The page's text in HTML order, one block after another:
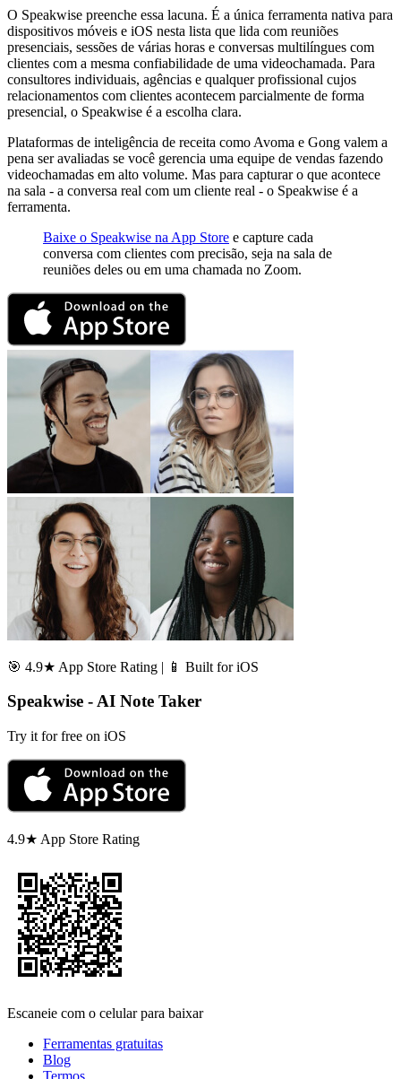
O Speakwise preenche essa lacuna. É a única ferramenta nativa para
dispositivos móveis e iOS nesta lista que lida com reuniões
presenciais, sessões de várias horas e conversas multilíngues com
clientes com a mesma confiabilidade de uma videochamada. Para
consultores individuais, agências e qualquer profissional cujos
relacionamentos com clientes acontecem parcialmente de forma
presencial, o Speakwise é a escolha clara.
Plataformas de inteligência de receita como Avoma e Gong valem a
pena ser avaliadas se você gerencia uma equipe de vendas fazendo
videochamadas em alto volume. Mas para capturar o que acontece
na sala - a conversa real com um cliente real - o Speakwise é a
ferramenta.
Baixe o Speakwise na App Store e capture cada
conversa com clientes com precisão, seja na sala de
reuniões deles ou em uma chamada no Zoom.
🎯 4.9★ App Store Rating | 📱 Built for iOS
Speakwise - AI Note Taker
Try it for free on iOS
4.9★ App Store Rating
Escaneie com o celular para baixar
Ferramentas gratuitas
Blog